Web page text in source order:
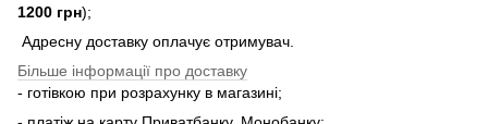
1200 грн);
Адресну доставку оплачує отримувач.
Більше інформації про доставку
- готівкою при розрахунку в магазині;